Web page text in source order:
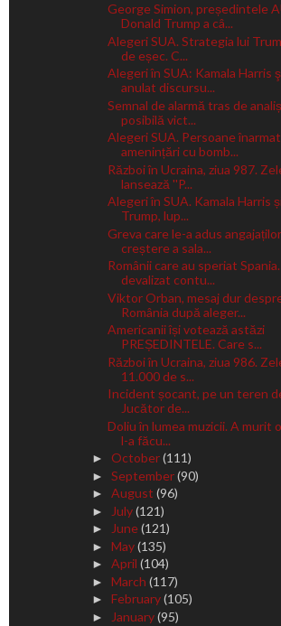
George Simion, președintele
Donald Trump a câ...
Alegeri SUA. Strategia lui
de eșec. C...
Alegeri în SUA: Kamala Harris
anulat discursu...
Semnal de alarmă tras de
posibilă vict...
Alegeri SUA. Persoane
amenințări cu bomb...
Război în Ucraina, ziua 987.
lansează ''P...
Alegeri în SUA. Kamala Harris
Trump, lup...
Greva care le-a adus
creștere a sala...
Românii care au speriat
devalizat contu...
Viktor Orban, mesaj dur
România după aleger...
Americanii își votează astăzi
PREȘEDINTELE. Care s...
Război în Ucraina, ziua 986.
11.000 de s...
Incident șocant, pe un teren
Jucător de...
Doliu în lumea muzicii. A murit
l-a făcu...
► October(111)
► September(90)
► August (96)
► July(121)
► June(121)
► May(135)
► April (104)
► March (117)
► February(105)
► January(95)